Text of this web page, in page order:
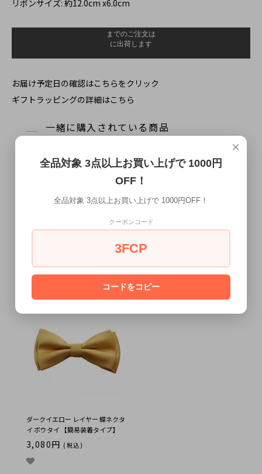
リボンサイズ: 約12.0cm x6.0cm
お届け予定日の確認はこちらをクリック
ギフトラッピングの詳細はこちら
一緒に購入されている商品
ダスティ イエロー ソリッドカラー
イプ】
イエロー リネン風 蝶ネクタイ ボウ
3,080円
ダークイエロー レイヤー 蝶ネクタ
イ ボウタイ 【簡易装着タイプ】
3,080円 (税込)
×
全品対象 3点以上お買い上げで 1000円
OFF！
全品対象 3点以上お買い上げで 1000円OFF！
クーポンコード
3FCP
コードをコピー